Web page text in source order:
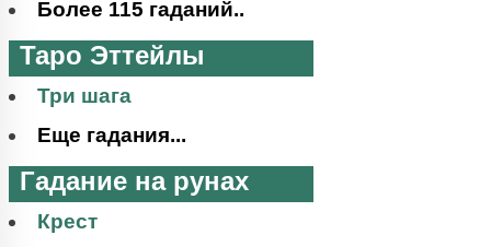
Более 115 гаданий..
Таро Эттейлы
Три шага
Еще гадания...
Гадание на рунах
Крест